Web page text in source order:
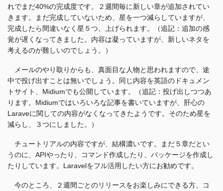
れでまだ40%の完成度です。２週間毎に新しい章が追加されてい
きます。まだ完成していないため、星を一つ減らしていますが、
完成したら間違いなく星５つ、上げられます。（追記：追加の感
覚が遅くなってきました。内容は凝っていますが、新しいネタを
考えるのが難しいのでしょう。）
メールのやり取りからも、真面目な人物と思われますので、途
中で投げ出すことは無いでしょう。同じ内容を英語のドキュメン
トサイト、Midiumでも公開しています。（追記：投げ出しつつあ
ります。Midiumではいろいろな記事を書いていますが、肝心の
Laraveに関しての内容がなくなってきたようです。そのため星を
減らし、３つにしました。）
チュートリアルの内容ですが、結構濃いです。まだ５章だとい
うのに、APIやったり、コマンド作成したり、パッケージを作成し
たりしています。Laravelをフル活用したい方にお勧めです。
今のところ、２週間ごとのリリースをお楽しみにできる方、コ